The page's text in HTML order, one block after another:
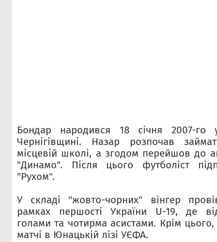
Бондар народився 18 січня 2007-
Чернігівщині. Назар розпочав
місцевій школі, а згодом перейшов до
"Динамо". Після цього футболіст
"Рухом".
У складі "жовто-чорних" вінгер
рамках першості України U-19, де
голами та чотирма асистами. Крім
матчі в Юнацькій лізі УЄФА.